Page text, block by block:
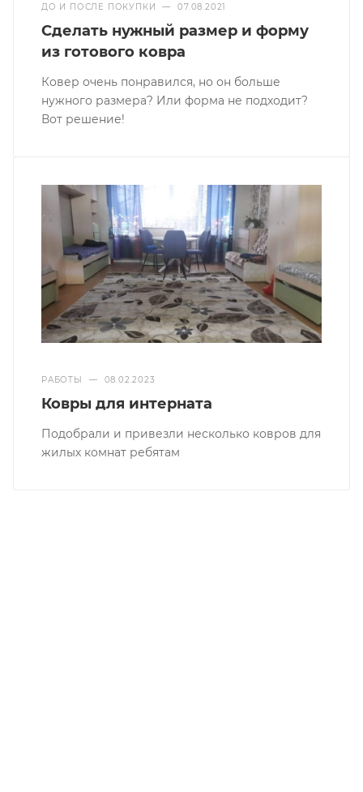
ДО И ПОСЛЕ ПОКУПКИ — 07.08.2021
Сделать нужный размер и форму
из готового ковра
Ковер очень понравился, но он больше
нужного размера? Или форма не подходит?
Вот решение!
РАБОТЫ — 08.02.2023
Ковры для интерната
Подобрали и привезли несколько ковров для
жилых комнат ребятам